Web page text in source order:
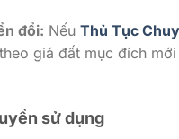
đổi: Nếu Thủ Tục
giá đất mục đích
sử dụng